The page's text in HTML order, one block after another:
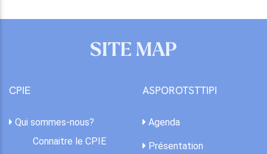
SITE MAP
CPIE
Qui sommes-nous?
Connaitre le CPIE
ASPOROTSTTIPI
Agenda
Présentation